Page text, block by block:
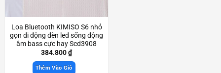
Loa Bluetooth KIMISO S6 nhỏ
gọn di động đèn led sống động
âm bass cực hay Scd3908
384.800₫
Thêm Vào Giỏ